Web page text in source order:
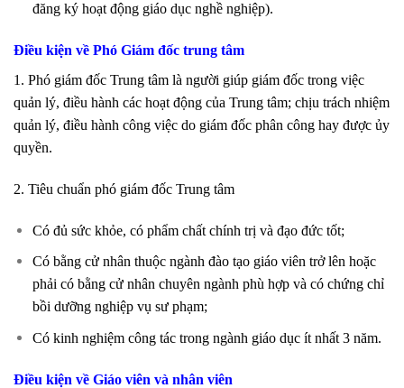
đăng ký hoạt động giáo dục nghề nghiệp).
Điều kiện về Phó Giám đốc trung tâm
1. Phó giám đốc Trung tâm là người giúp giám đốc trong việc
quản lý, điều hành các hoạt động của Trung tâm; chịu trách nhiệm
quản lý, điều hành công việc do giám đốc phân công hay được ủy
quyền.
2. Tiêu chuẩn phó giám đốc Trung tâm
Có đủ sức khỏe, có phẩm chất chính trị và đạo đức tốt;
Có bằng cử nhân thuộc ngành đào tạo giáo viên trở lên hoặc
phải có bằng cử nhân chuyên ngành phù hợp và có chứng chỉ
bồi dưỡng nghiệp vụ sư phạm;
Có kinh nghiệm công tác trong ngành giáo dục ít nhất 3 năm.
Điều kiện về Giáo viên và nhân viên